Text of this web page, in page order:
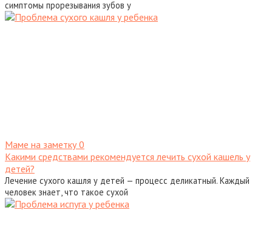
симптомы прорезывания зубов у
Маме на заметку0
Какими средствами рекомендуется лечить сухой кашель у
детей?
Лечение сухого кашля у детей — процесс деликатный. Каждый
человек знает, что такое сухой